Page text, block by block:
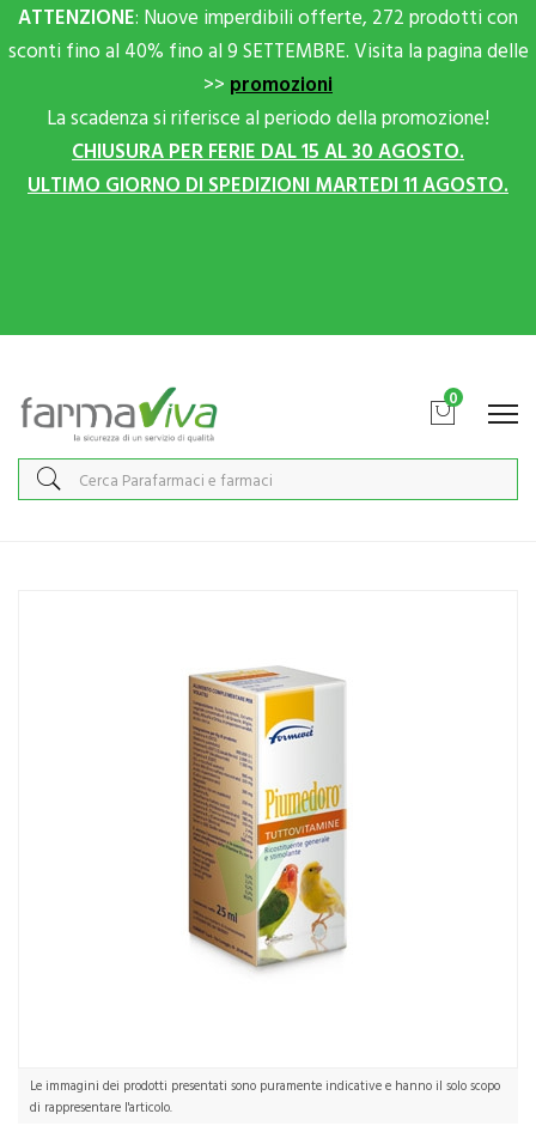
ATTENZIONE: Nuove imperdibili offerte, 272 prodotti con
sconti fino al 40% fino al 9 SETTEMBRE. Visita la pagina delle
>> promozioni
La scadenza si riferisce al periodo della promozione!
CHIUSURA PER FERIE DAL 15 AL 30 AGOSTO.
ULTIMO GIORNO DI SPEDIZIONI MARTEDI 11 AGOSTO.
0
Le immagini dei prodotti presentati sono puramente indicative e hanno il solo scopo
di rappresentare l'articolo.